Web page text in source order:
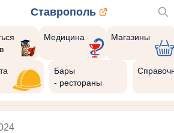
Ставрополь
Медицина Магазины
Бары
- рестораны